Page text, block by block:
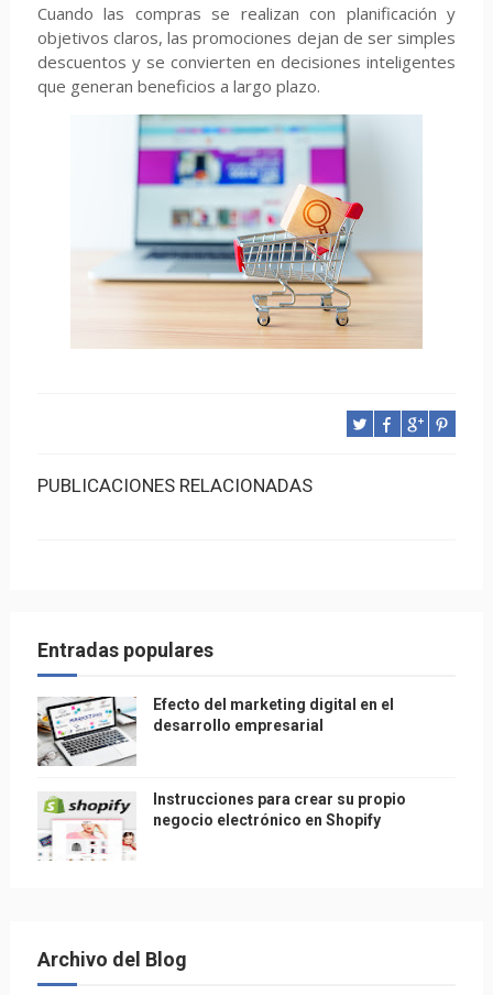
Cuando las compras se realizan con planificación y
objetivos claros, las promociones dejan de ser simples
descuentos y se convierten en decisiones inteligentes
que generan beneficios a largo plazo.
PUBLICACIONES RELACIONADAS
Entradas populares
Efecto del marketing digital en el
desarrollo empresarial
Instrucciones para crear su propio
negocio electrónico en Shopify
Archivo del Blog